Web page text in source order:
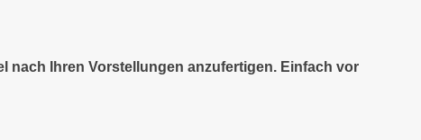
nach Ihren Vorstellungen anzufertigen. Einfach vor